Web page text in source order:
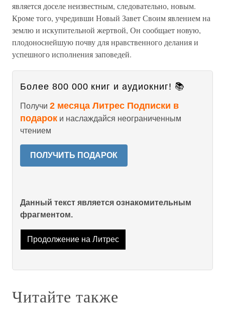
является доселе неизвестным, следовательно, новым.
Кроме того, учредивши Новый Завет Своим явлением на
землю и искупительной жертвой, Он сообщает новую,
плодоноснейшую почву для нравственного делания и
успешного исполнения заповедей.
Более 800 000 книг и аудиокниг! 📚
Получи 2 месяца Литрес Подписки в
подарок и наслаждайся неограниченным
чтением
ПОЛУЧИТЬ ПОДАРОК
Данный текст является ознакомительным
фрагментом.
Продолжение на Литрес
Читайте также